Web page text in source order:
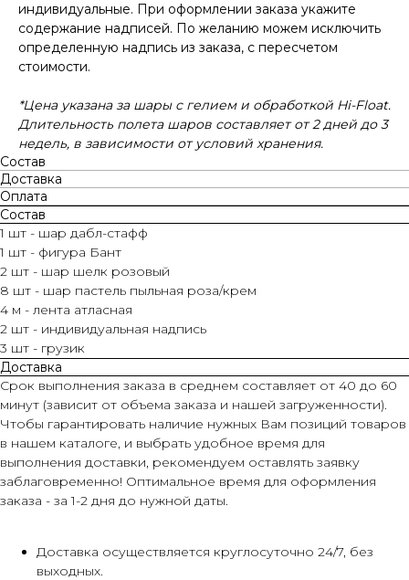
индивидуальные. При оформлении заказа укажите
содержание надписей. По желанию можем исключить
определенную надпись из заказа, с пересчетом
стоимости.
*Цена указана за шары с гелием и обработкой Hi-Float.
Длительность полета шаров составляет от 2 дней до 3
недель, в зависимости от условий хранения.
Состав
Доставка
Оплата
Состав
1 шт - шар дабл-стафф
1 шт - фигура Бант
2 шт - шар шелк розовый
8 шт - шар пастель пыльная роза/крем
4 м - лента атласная
2 шт - индивидуальная надпись
3 шт - грузик
Доставка
Срок выполнения заказа в среднем составляет от 40 до 60
минут (зависит от объема заказа и нашей загруженности).
Чтобы гарантировать наличие нужных Вам позиций товаров
в нашем каталоге, и выбрать удобное время для
выполнения доставки, рекомендуем оставлять заявку
заблаговременно! Оптимальное время для оформления
заказа - за 1-2 дня до нужной даты.
Доставка осуществляется круглосуточно 24/7, без
выходных.